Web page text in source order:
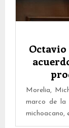
Octavio
Morelia,
marco de la
michoacano,